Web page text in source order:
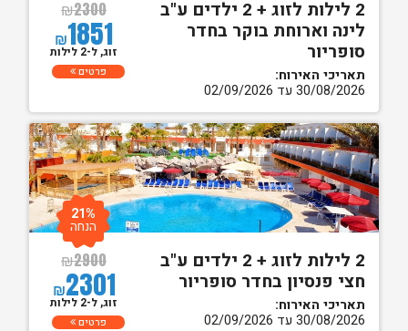
2 לילות לזוג + 2 ילדים ע"ב
לינה וארוחת בוקר בחדר
סופריור
תאריכי האירוח:
30/08/2026 עד 02/09/2026
₪2300
₪1851
זוג, ל-2 לילות
פרטים
2 לילות לזוג + 2 ילדים ע"ב
חצי פנסיון בחדר סופריור
תאריכי האירוח:
30/08/2026 עד 02/09/2026
₪2900
₪2301
21%
הנחה
זוג, ל-2 לילות
פרטים